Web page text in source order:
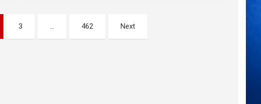
3 … 462 Next